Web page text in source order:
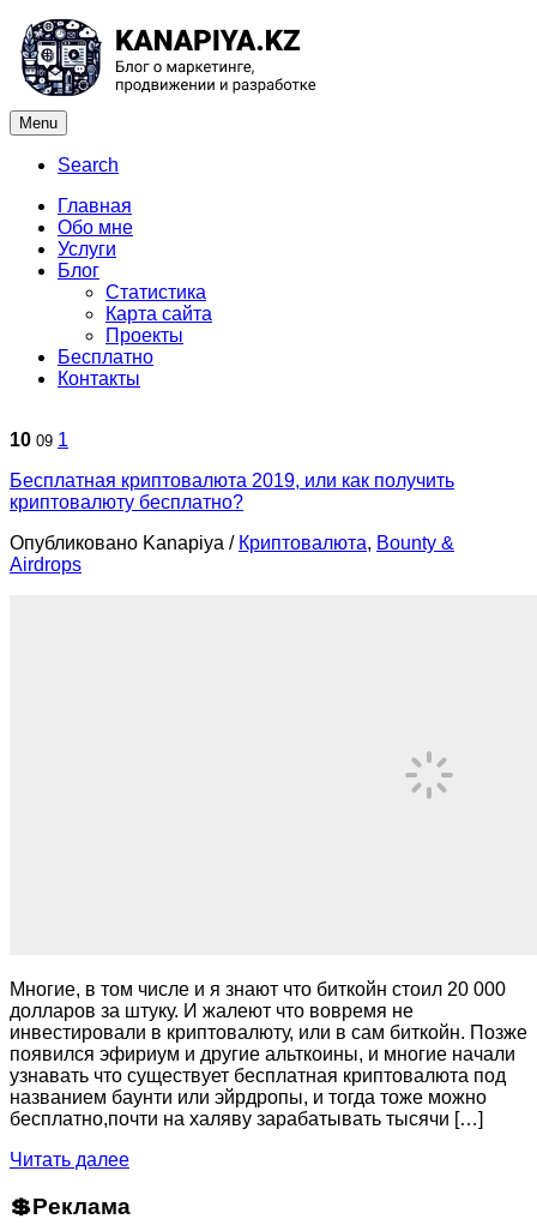
Menu
Search
Главная
Обо мне
Услуги
Блог
Статистика
Карта сайта
Проекты
Бесплатно
Контакты
10 09 1
Бесплатная криптовалюта 2019, или как получить
криптовалюту бесплатно?
Опубликовано Kanapiya / Криптовалюта, Bounty &
Airdrops
Многие, в том числе и я знают что биткойн стоил 20 000
долларов за штуку. И жалеют что вовремя не
инвестировали в криптовалюту, или в сам биткойн. Позже
появился эфириум и другие альткоины, и многие начали
узнавать что существует бесплатная криптовалюта под
названием баунти или эйрдропы, и тогда тоже можно
бесплатно,почти на халяву зарабатывать тысячи […]
Читать далее
💲Реклама